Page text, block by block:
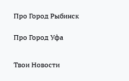
Про Город Рыбинск
Про Город Уфа
Твои Новости